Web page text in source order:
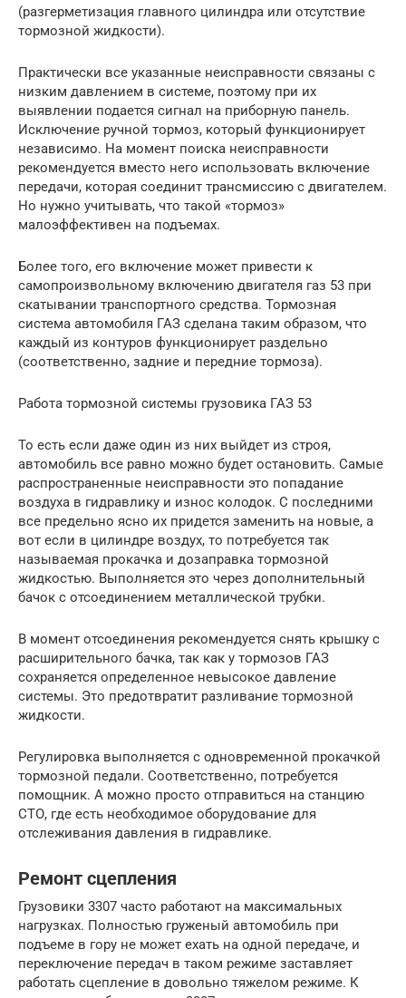
(разгерметизация главного цилиндра или отсутствие
тормозной жидкости).
Практически все указанные неисправности связаны с
низким давлением в системе, поэтому при их
выявлении подается сигнал на приборную панель.
Исключение ручной тормоз, который функционирует
независимо. На момент поиска неисправности
рекомендуется вместо него использовать включение
передачи, которая соединит трансмиссию с двигателем.
Но нужно учитывать, что такой «тормоз»
малоэффективен на подъемах.
Более того, его включение может привести к
самопроизвольному включению двигателя газ 53 при
скатывании транспортного средства. Тормозная
система автомобиля ГАЗ сделана таким образом, что
каждый из контуров функционирует раздельно
(соответственно, задние и передние тормоза).
Работа тормозной системы грузовика ГАЗ 53
То есть если даже один из них выйдет из строя,
автомобиль все равно можно будет остановить. Самые
распространенные неисправности это попадание
воздуха в гидравлику и износ колодок. С последними
все предельно ясно их придется заменить на новые, а
вот если в цилиндре воздух, то потребуется так
называемая прокачка и дозаправка тормозной
жидкостью. Выполняется это через дополнительный
бачок с отсоединением металлической трубки.
В момент отсоединения рекомендуется снять крышку с
расширительного бачка, так как у тормозов ГАЗ
сохраняется определенное невысокое давление
системы. Это предотвратит разливание тормозной
жидкости.
Регулировка выполняется с одновременной прокачкой
тормозной педали. Соответственно, потребуется
помощник. А можно просто отправиться на станцию
СТО, где есть необходимое оборудование для
отслеживания давления в гидравлике.
Ремонт сцепления
Грузовики 3307 часто работают на максимальных
нагрузках. Полностью груженый автомобиль при
подъеме в гору не может ехать на одной передаче, и
переключение передач в таком режиме заставляет
работать сцепление в довольно тяжелом режиме. К